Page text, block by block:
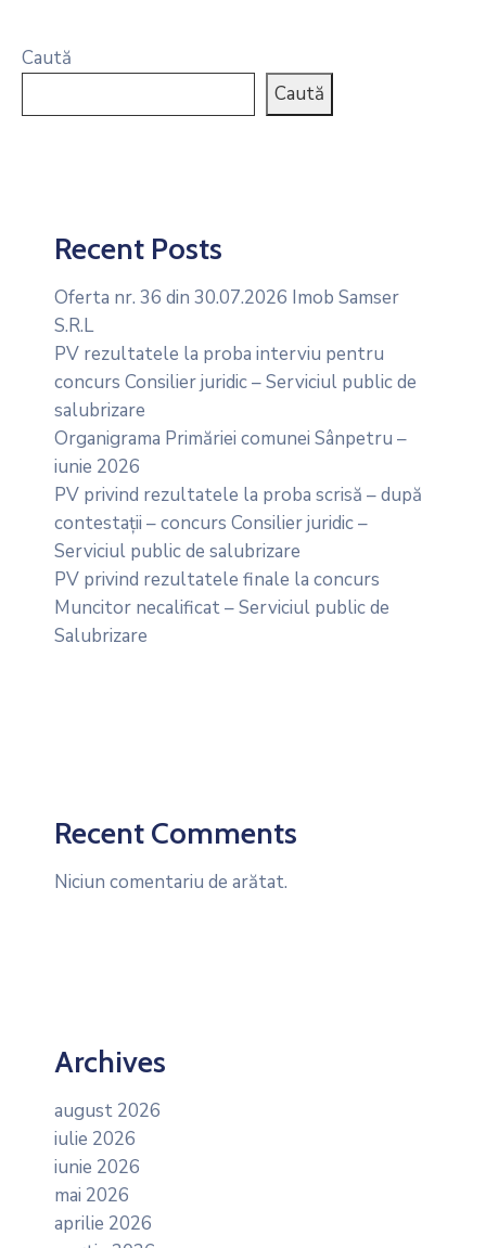
Caută
Caută
Recent Posts
Oferta nr. 36 din 30.07.2026 Imob Samser
S.R.L
PV rezultatele la proba interviu pentru
concurs Consilier juridic – Serviciul public de
salubrizare
Organigrama Primăriei comunei Sânpetru –
iunie 2026
PV privind rezultatele la proba scrisă – după
contestații – concurs Consilier juridic –
Serviciul public de salubrizare
PV privind rezultatele finale la concurs
Muncitor necalificat – Serviciul public de
Salubrizare
Recent Comments
Niciun comentariu de arătat.
Archives
august 2026
iulie 2026
iunie 2026
mai 2026
aprilie 2026